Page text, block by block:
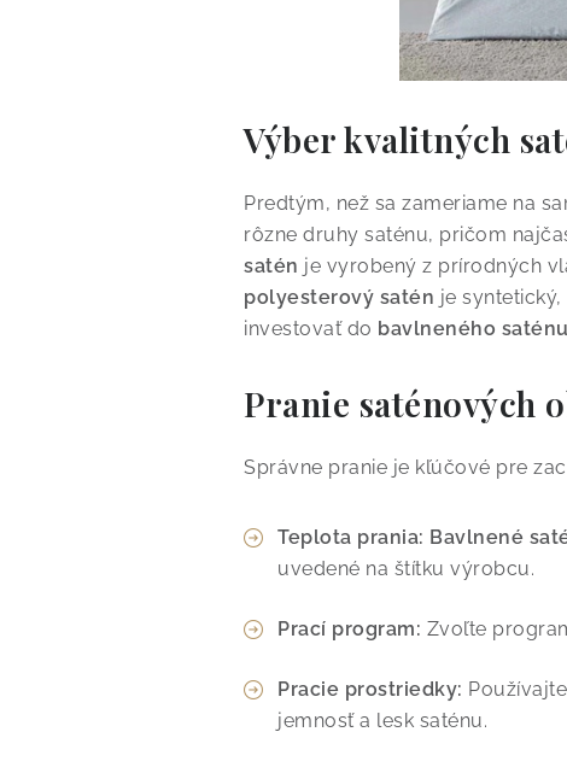
Výber kvalitných
Predtým, než sa zameriame na
rôzne druhy saténu, pričom
satén je vyrobený z prírodných
polyesterový satén je
investovať do bavlneného saténu
Pranie saténových
Správne pranie je kľúčové pre
Teplota prania: Bavlnené
uvedené na štítku výrobcu.
Prací program: Zvoľte
Pracie prostriedky:
jemnosť a lesk saténu.